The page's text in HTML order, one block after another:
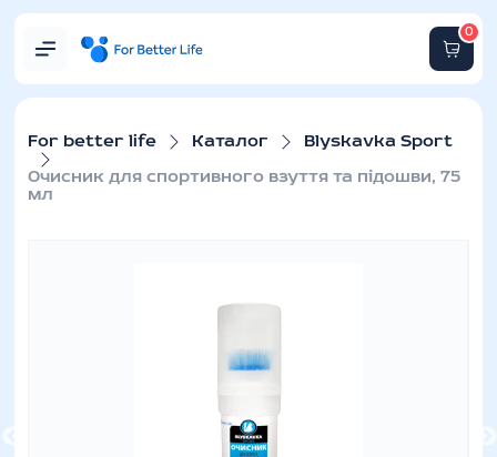
0
For better life Каталог
Blyskavka Sport
Очисник для спортивного взуття та підошви, 75
мл